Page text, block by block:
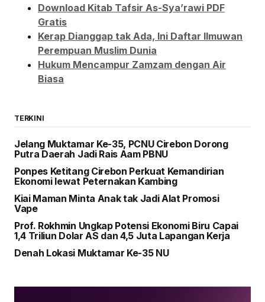
Download Kitab Tafsir As-Sya’rawi PDF
Gratis
Kerap Dianggap tak Ada, Ini Daftar Ilmuwan
Perempuan Muslim Dunia
Hukum Mencampur Zamzam dengan Air
Biasa
TERKINI
Jelang Muktamar Ke-35, PCNU Cirebon Dorong
Putra Daerah Jadi Rais Aam PBNU
Ponpes Ketitang Cirebon Perkuat Kemandirian
Ekonomi lewat Peternakan Kambing
Kiai Maman Minta Anak tak Jadi Alat Promosi
Vape
Prof. Rokhmin Ungkap Potensi Ekonomi Biru Capai
1,4 Triliun Dolar AS dan 4,5 Juta Lapangan Kerja
Denah Lokasi Muktamar Ke-35 NU